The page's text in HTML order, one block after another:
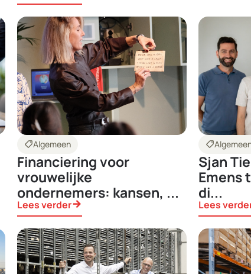
shoppingmodeAlgemeen
Financiering voor
vrouwelijke
ondernemers: kansen, ...
Lees verderarrow_forward
shoppingmode
Sjan
Emens
di...
Lees